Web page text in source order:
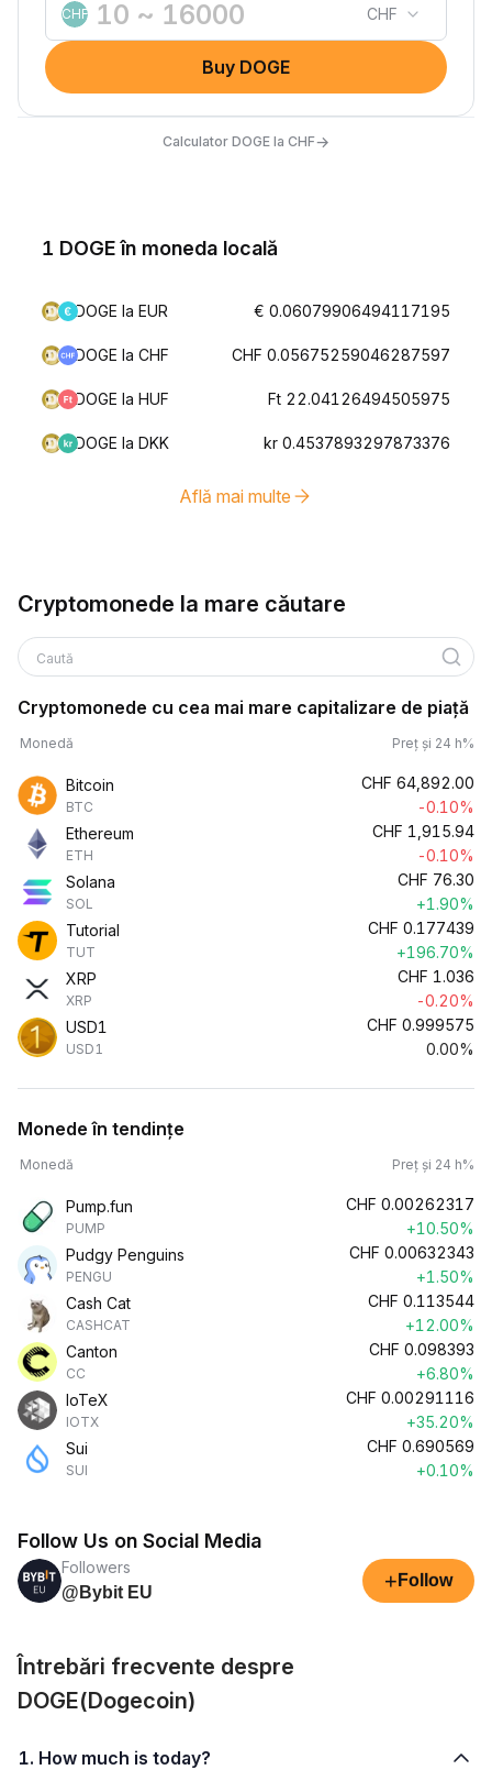
CHF CHF
Buy DOGE
Calculator DOGE la CHF→
1 DOGE în moneda locală
DOGE la EUR € 0.06079906494117195
DOGE la CHF CHF 0.05675259046287597
DOGE la HUF Ft 22.04126494505975
DOGE la DKK kr 0.4537893297873376
Află mai multe
Cryptomonede la mare căutare
Caută
Cryptomonede cu cea mai mare capitalizare de piață
Monedă Preț și 24 h%
Bitcoin
BTC
CHF 64,892.00
-0.10%
Ethereum
ETH
CHF 1,915.94
-0.10%
Solana
SOL
CHF 76.30
+1.90%
Tutorial
TUT
CHF 0.177439
+196.70%
XRP
XRP
CHF 1.036
-0.20%
USD1
USD1
CHF 0.999575
0.00%
Monede în tendințe
Monedă Preț și 24 h%
Pump.fun
PUMP
CHF 0.00262317
+10.50%
Pudgy Penguins
PENGU
CHF 0.00632343
+1.50%
Cash Cat
CASHCAT
CHF 0.113544
+12.00%
Canton
CC
CHF 0.098393
+6.80%
IoTeX
IOTX
CHF 0.00291116
+35.20%
Sui
SUI
CHF 0.690569
+0.10%
Follow Us on Social Media
Followers
@Bybit EU
+ Follow
Întrebări frecvente despre
DOGE(Dogecoin)
1. How much is today?